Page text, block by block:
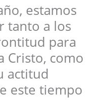
estamos
tanto a los
para
Cristo, como
actitud
este tiempo